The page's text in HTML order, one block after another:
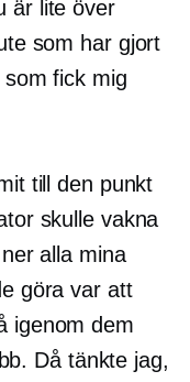
är lite över
som har gjort
fick mig
till den punkt
skulle vakna
alla mina
göra var att
igenom dem
Då tänkte jag,